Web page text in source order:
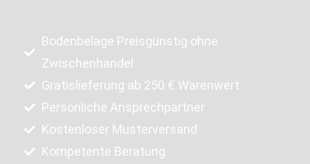
Bodenbeläge Preisgünstig ohne
Zwischenhandel
Gratislieferung ab 250 € Warenwert
Persönliche Ansprechpartner
Kostenloser Musterversand
Kompetente Beratung